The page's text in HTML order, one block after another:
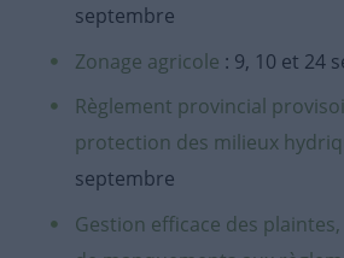
septembre
Zonage agricole : 9, 10 et 24
Règlement provincial
protection des milieux
septembre
Gestion efficace des